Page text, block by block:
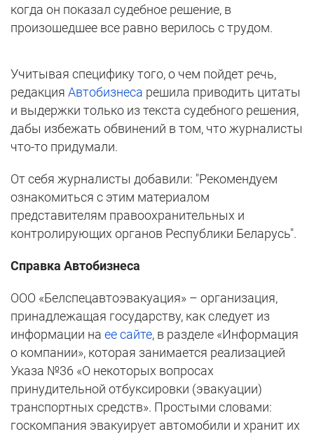
когда он показал судебное решение, в
произошедшее все равно верилось с трудом.
Учитывая специфику того, о чем пойдет речь,
редакция Автобизнеса решила приводить цитаты
и выдержки только из текста судебного решения,
дабы избежать обвинений в том, что журналисты
что-то придумали.
От себя журналисты добавили: "Рекомендуем
ознакомиться с этим материалом
представителям правоохранительных и
контролирующих органов Республики Беларусь".
Справка Автобизнеса
ООО «Белспецавтоэвакуация» – организация,
принадлежащая государству, как следует из
информации на ее сайте, в разделе «Информация
о компании», которая занимается реализацией
Указа №36 «О некоторых вопросах
принудительной отбуксировки (эвакуации)
транспортных средств». Простыми словами:
госкомпания эвакуирует автомобили и хранит их